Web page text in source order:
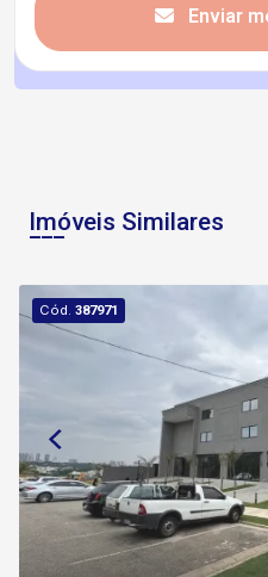
Enviar
Imóveis Similares
Cód.387971